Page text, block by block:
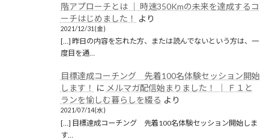
階アプローチとは │ 時速350Kmの未来を達成するコ
ーチはじめました！
より
2021/12/31(金)
[…] 昨日の内容を忘れた方、または読んでないという方は、一
度目を通…
目標達成コーチング 先着100名体験セッション開始
します！
に メルマガ配信始まりました！ │ Ｆ１と
ランを愉しむ暮らしを綴る より
2021/07/14(水)
[…] 目標達成コーチング 先着100名体験セッション開始しま
す…